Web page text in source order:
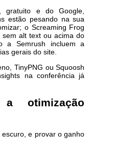
gratuito e do Google,
estão pesando na sua
o Screaming Frog
alt text ou acima do
a Semrush incluem a
gerais do site.
TinyPNG ou Squoosh
na conferência já
otimização
e provar o ganho